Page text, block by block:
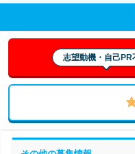
志望動機・自己PR